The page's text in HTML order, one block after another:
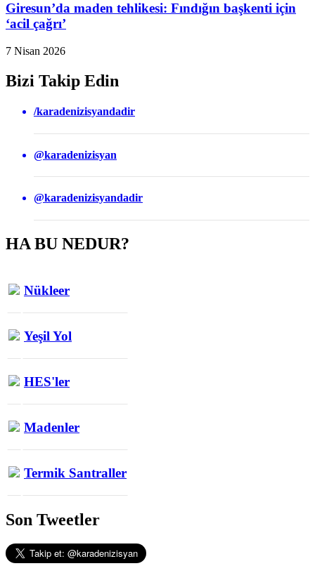
Giresun’da maden tehlikesi: Fındığın başkenti için
‘acil çağrı’
7 Nisan 2026
Bizi Takip Edin
/karadenizisyandadir
@karadenizisyan
@karadenizisyandadir
HA BU NEDUR?
Nükleer
Yeşil Yol
HES'ler
Madenler
Termik Santraller
Son Tweetler